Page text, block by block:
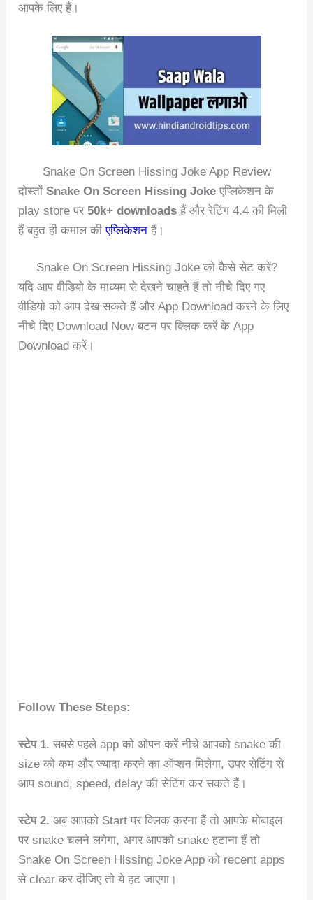
आपके लिए हैं।
Snake On Screen Hissing Joke App Review
दोस्तोंSnake On Screen Hissing Joke एप्लिकेशन के
play store पर50k+ downloads हैं और रेटिंग 4.4 की मिली
हैं बहुत ही कमाल कीएप्लिकेशन हैं।
Snake On Screen Hissing Joke को कैसे सेट करें?
यदि आप वीडियो के माध्यम से देखने चाहते हैं तो नीचे दिए गए
वीडियो को आप देख सकते हैं और App Download करने के लिए
नीचे दिए Download Now बटन पर क्लिक करें के App
Download करें।
Follow These Steps:
स्टेप 1. सबसे पहले app को ओपन करें नीचे आपको snake की
size को कम और ज्यादा करने का ऑप्शन मिलेगा, उपर सेटिंग से
आप sound, speed, delay की सेटिंग कर सकते हैं।
स्टेप 2. अब आपको Start पर क्लिक करना हैं तो आपके मोबाइल
पर snake चलने लगेगा, अगर आपको snake हटाना हैं तो
Snake On Screen Hissing Joke App को recent apps
से clear कर दीजिए तो ये हट जाएगा।